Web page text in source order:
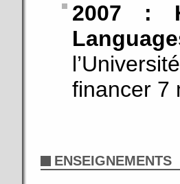
2007 :
financer 7
ENSEIGNEMENTS